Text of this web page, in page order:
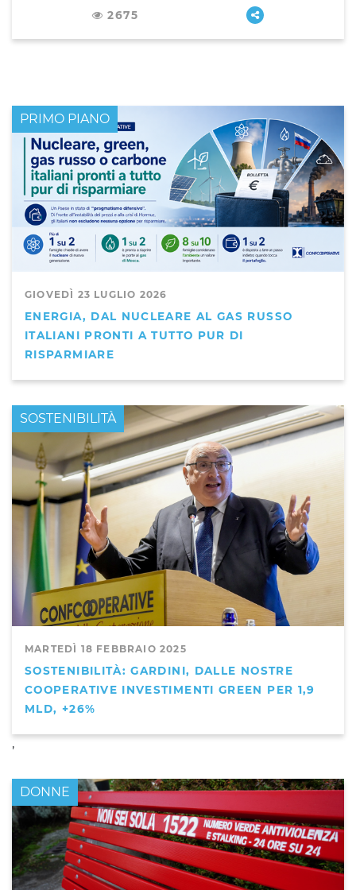
2675
GIOVEDÌ 23 LUGLIO 2026
ENERGIA, DAL NUCLEARE AL GAS RUSSO
ITALIANI PRONTI A TUTTO PUR DI
RISPARMIARE
PRIMO PIANO
MARTEDÌ 18 FEBBRAIO 2025
SOSTENIBILITÀ: GARDINI, DALLE NOSTRE
COOPERATIVE INVESTIMENTI GREEN PER 1,9
MLD, +26%
PRIMO PIANO
,
SOSTENIBILITÀ
DONNE